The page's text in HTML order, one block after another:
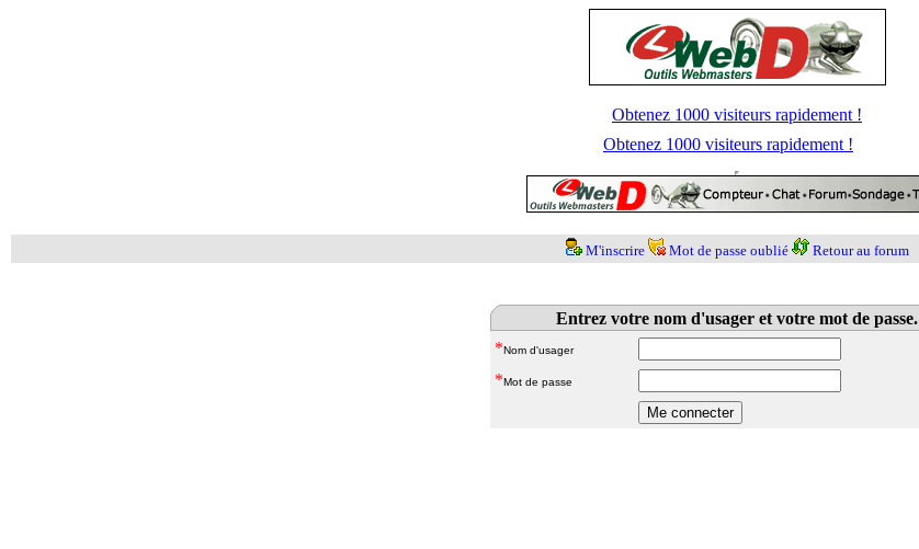
Obtenez 1000 visiteurs rapidement !
Obtenez 1000 visiteurs rapidement !
M'inscrire Mot de passe oublié Retour au forum
Entrez votre nom d'usager et votre mot de passe.
*Nom d'usager
*Mot de passe